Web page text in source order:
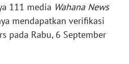
111 media Wahana News
mendapatkan verifikasi
pada Rabu, 6 September